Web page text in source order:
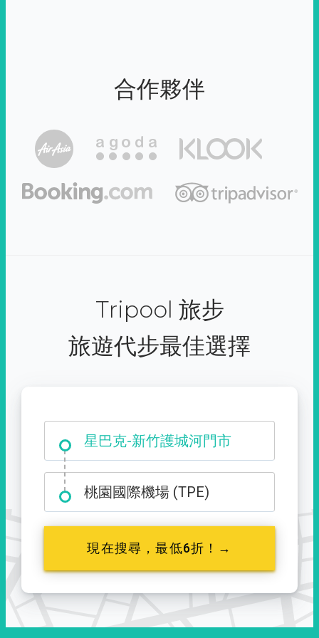
合作夥伴
Tripool 旅步
旅遊代步最佳選擇
星巴克-新竹護城河門市
大霸尖山登山口
桃園國際機場 (TPE)
現在搜尋，最低6折！→